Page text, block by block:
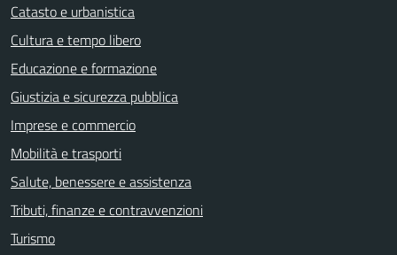
Catasto e urbanistica
Cultura e tempo libero
Educazione e formazione
Giustizia e sicurezza pubblica
Imprese e commercio
Mobilità e trasporti
Salute, benessere e assistenza
Tributi, finanze e contravvenzioni
Turismo